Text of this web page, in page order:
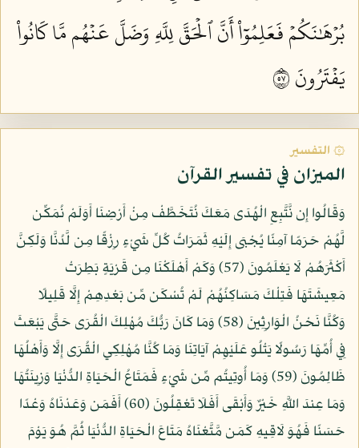
بُرۡهَٰنَكُمۡ فَعَلِمُوٓاْ أَنَّ ٱلۡحَقَّ لِلَّهِ وَضَلَّ عَنۡهُم مَّا كَانُواْ
يَفۡتَرُونَ ٧٥
۞ التفسير
الميزان في تفسير القرآن
وَقَالُوا إِن نَّتَّبِعِ الْهُدَى مَعَكَ نُتَخَطَّفْ مِنْ أَرْضِنَا أَوَلَمْ نُمَكِّن
لَّهُمْ حَرَمًا آمِنًا يُجْبَى إِلَيْهِ ثَمَرَاتُ كُلِّ شَيْءٍ رِزْقًا مِن لَّدُنَّا وَلَكِنَّ
أَكْثَرَهُمْ لَا يَعْلَمُونَ (57) وَكَمْ أَهْلَكْنَا مِن قَرْيَةٍ بَطِرَتْ
مَعِيشَتَهَا فَتِلْكَ مَسَاكِنُهُمْ لَمْ تُسْكَن مِّن بَعْدِهِمْ إِلَّا قَلِيلًا
وَكُنَّا نَحْنُ الْوَارِثِينَ (58) وَمَا كَانَ رَبُّكَ مُهْلِكَ الْقُرَى حَتَّى يَبْعَثَ
فِي أُمِّهَا رَسُولًا يَتْلُو عَلَيْهِمْ آيَاتِنَا وَمَا كُنَّا مُهْلِكِي الْقُرَى إِلَّا وَأَهْلُهَا
ظَالِمُونَ (59) وَمَا أُوتِيتُم مِّن شَيْءٍ فَمَتَاعُ الْحَيَاةِ الدُّنْيَا وَزِينَتُهَا
وَمَا عِندَ اللَّهِ خَيْرٌ وَأَبْقَى أَفَلَا تَعْقِلُونَ (60) أَفَمَن وَعَدْنَاهُ وَعْدًا
حَسَنًا فَهُوَ لَاقِيهِ كَمَن مَّتَّعْنَاهُ مَتَاعَ الْحَيَاةِ الدُّنْيَا ثُمَّ هُوَ يَوْمَ